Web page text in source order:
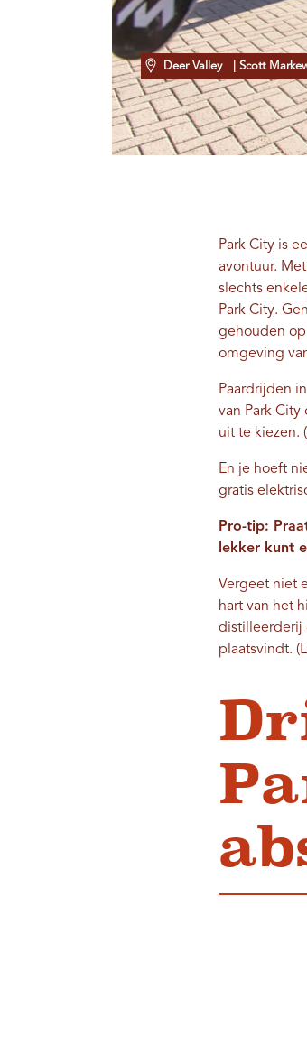
Deer Valley | Scott
Park City is
avontuur.
slechts
Park City.
gehouden op
omgeving
Paardrijden
van Park
uit te kiezen.
En je hoeft
gratis
Pro-tip:
lekker kunt
Vergeet niet
hart van het
distilleerderij
plaatsvindt.